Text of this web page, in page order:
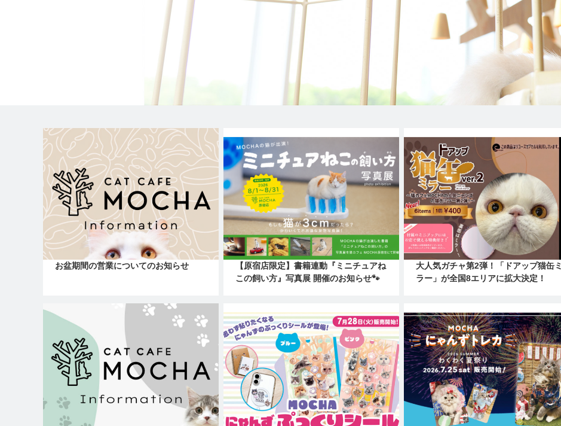
お盆期間の営業についてのお知らせ
【原宿店限定】書籍連動『ミニチュアね
この飼い方』写真展 開催のお知らせ🐾
大人気ガチャ第2弾！「ドアップ猫缶ミ
ラー」が全国8エリアに拡大決定！